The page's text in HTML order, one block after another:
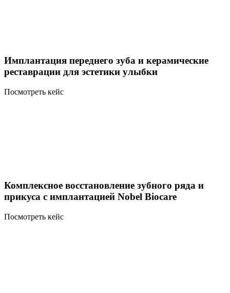
Имплантация переднего зуба и керамические
реставрации для эстетики улыбки
Посмотреть кейс
Комплексное восстановление зубного ряда и
прикуса с имплантацией Nobel Biocare
Посмотреть кейс